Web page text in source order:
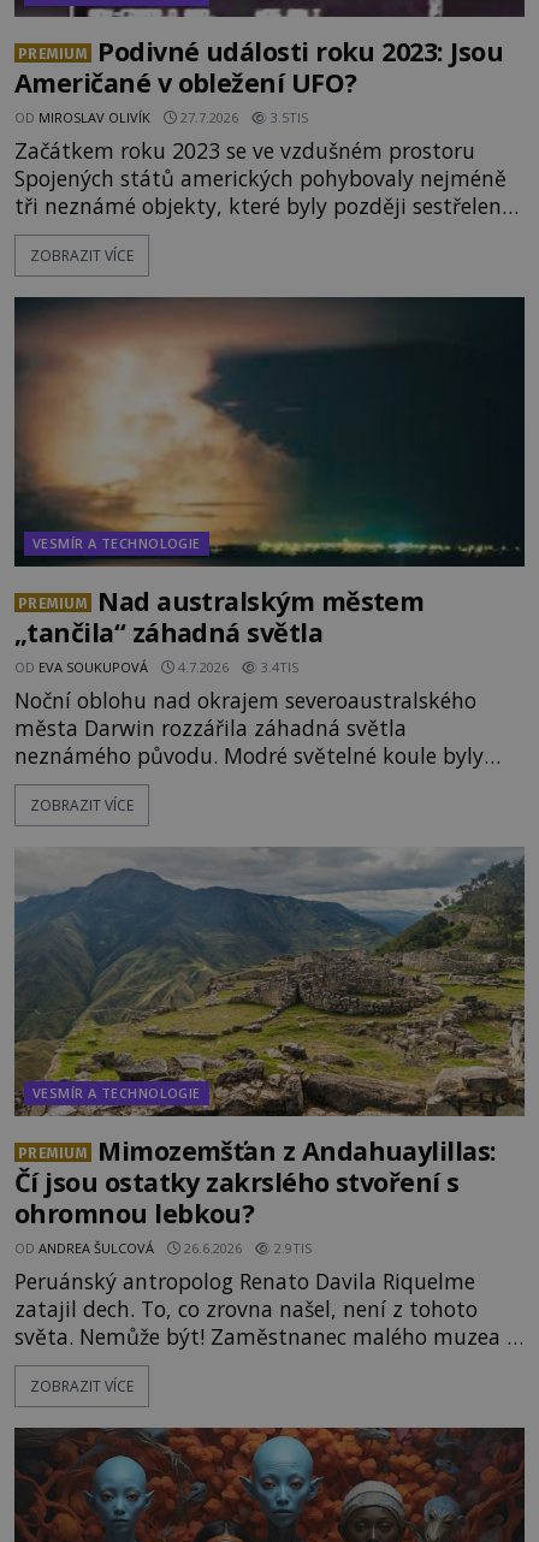
PREMIUM
Podivné události roku 2023: Jsou
Američané v obležení UFO?
OD MIROSLAV OLIVÍK 27.7.2026 3.5TIS
Začátkem roku 2023 se ve vzdušném prostoru
Spojených států amerických pohybovaly nejméně
tři neznámé objekty, které byly později sestřeleny.
Do dnešních dnů nebyly trosky těchto létajících
těles objeveny. Je možné, že šlo o nějaké nové
mimozemského původu? Dne 4. února roku 2023
vydává
ZOBRAZIT VÍCE
VESMÍR A TECHNOLOGIE
PREMIUM
Nad australským městem
„tančila“ záhadná světla
OD EVA SOUKUPOVÁ 4.7.2026 3.4TIS
Noční oblohu nad okrajem severoaustralského
města Darwin rozzářila záhadná světla
neznámého původu. Modré světelné koule byly
viditelné nejméně dvacet minut, během nichž se
opakovaně objevovaly a zase mizely. Svědek, který
mohlo jít o návštěvu ze světa duchů. Záhadný
záznam okamžitě rozpoutal deb
ZOBRAZIT VÍCE
VESMÍR A TECHNOLOGIE
PREMIUM
Mimozemšťan z Andahuaylillas:
Čí jsou ostatky zakrslého stvoření s
ohromnou lebkou?
OD ANDREA ŠULCOVÁ 26.6.2026 2.9TIS
Peruánský antropolog Renato Davila Riquelme
zatajil dech. To, co zrovna našel, není z tohoto
světa. Nemůže být! Zaměstnanec malého muzea v
peruánském městečku Andahuaylillas nedaleko
legendárního Cuzca pomalu sestupuje z posvátné
Právě nalezl ostatky dvou mimozemšťanů! Vědci
nad nálezem kroutí hlavou. Už na
ZOBRAZIT VÍCE